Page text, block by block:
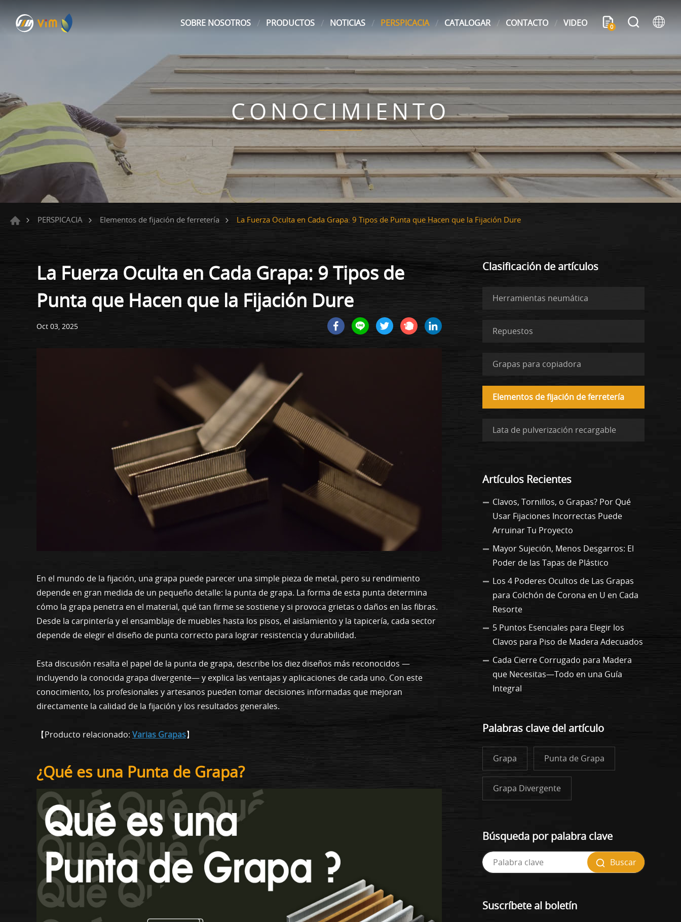
SOBRE NOSOTROS PRODUCTOS NOTICIAS PERSPICACIA CATALOGAR CONTACTO VIDEO 0
CONOCIMIENTO
PERSPICACIA Elementos de fijación de ferretería La Fuerza Oculta en Cada Grapa: 9 Tipos de Punta que Hacen que la Fijación Dure
La Fuerza Oculta en Cada Grapa: 9 Tipos de
Punta que Hacen que la Fijación Dure
Oct 03, 2025
En el mundo de la fijación, una grapa puede parecer una simple pieza de metal, pero su rendimiento
depende en gran medida de un pequeño detalle: la punta de grapa. La forma de esta punta determina
cómo la grapa penetra en el material, qué tan firme se sostiene y si provoca grietas o daños en las fibras.
Desde la carpintería y el ensamblaje de muebles hasta los pisos, el aislamiento y la tapicería, cada sector
depende de elegir el diseño de punta correcto para lograr resistencia y durabilidad.
Esta discusión resalta el papel de la punta de grapa, describe los diez diseños más reconocidos —
incluyendo la conocida grapa divergente— y explica las ventajas y aplicaciones de cada uno. Con este
conocimiento, los profesionales y artesanos pueden tomar decisiones informadas que mejoran
directamente la calidad de la fijación y los resultados generales.
【Producto relacionado: Varias Grapas】
¿Qué es una Punta de Grapa?
Clasificación de artículos
Herramientas neumática
Repuestos
Grapas para copiadora
Elementos de fijación de ferretería
Lata de pulverización recargable
Artículos Recientes
Clavos, Tornillos, o Grapas? Por Qué
Usar Fijaciones Incorrectas Puede
Arruinar Tu Proyecto
Mayor Sujeción, Menos Desgarros: El
Poder de las Tapas de Plástico
Los 4 Poderes Ocultos de Las Grapas
para Colchón de Corona en U en Cada
Resorte
5 Puntos Esenciales para Elegir los
Clavos para Piso de Madera Adecuados
Cada Cierre Corrugado para Madera
que Necesitas—Todo en una Guía
Integral
Palabras clave del artículo
Grapa Punta de Grapa
Grapa Divergente
Búsqueda por palabra clave
Buscar
Suscríbete al boletín